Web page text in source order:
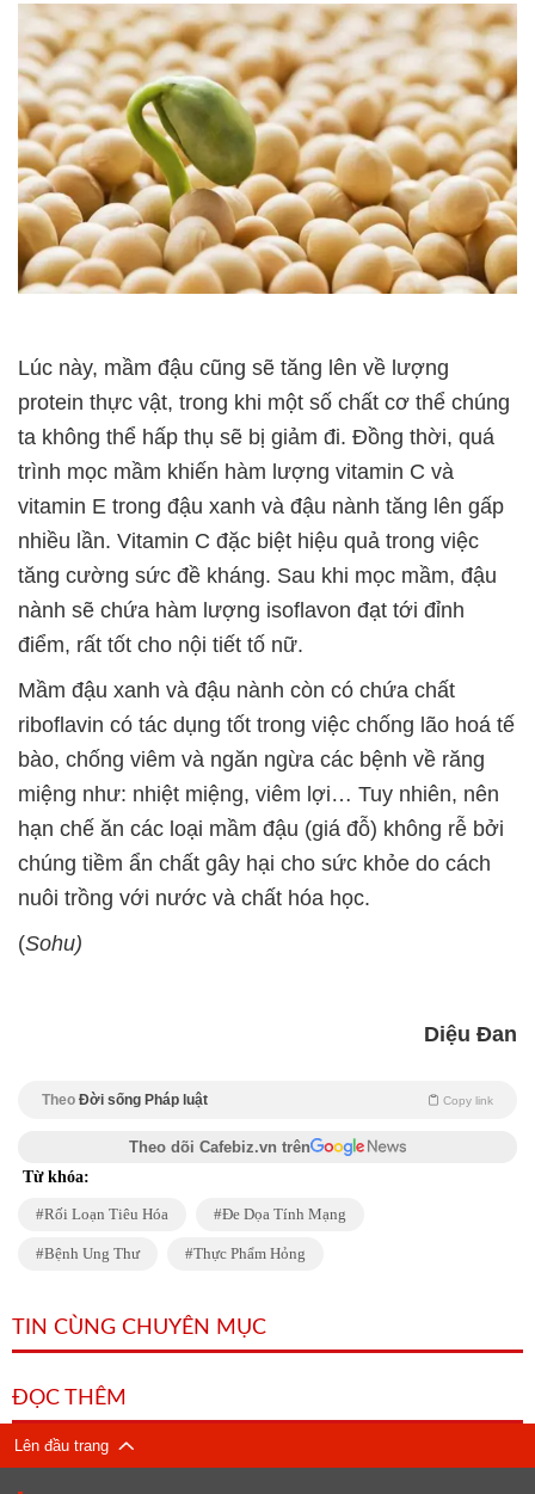
Lúc này, mầm đậu cũng sẽ tăng lên về lượng
protein thực vật, trong khi một số chất cơ thể chúng
ta không thể hấp thụ sẽ bị giảm đi. Đồng thời, quá
trình mọc mầm khiến hàm lượng vitamin C và
vitamin E trong đậu xanh và đậu nành tăng lên gấp
nhiều lần. Vitamin C đặc biệt hiệu quả trong việc
tăng cường sức đề kháng. Sau khi mọc mầm, đậu
nành sẽ chứa hàm lượng isoflavon đạt tới đỉnh
điểm, rất tốt cho nội tiết tố nữ.
Mầm đậu xanh và đậu nành còn có chứa chất
riboflavin có tác dụng tốt trong việc chống lão hoá tế
bào, chống viêm và ngăn ngừa các bệnh về răng
miệng như: nhiệt miệng, viêm lợi… Tuy nhiên, nên
hạn chế ăn các loại mầm đậu (giá đỗ) không rễ bởi
chúng tiềm ẩn chất gây hại cho sức khỏe do cách
nuôi trồng với nước và chất hóa học.
(Sohu)
Diệu Đan
Theo Đời sống Pháp luật Copy link
Theo dõi Cafebiz.vn trên
Từ khóa:
Rối Loạn Tiêu Hóa Đe Dọa Tính Mạng
Bệnh Ung Thư Thực Phẩm Hỏng
TIN CÙNG CHUYÊN MỤC
ĐỌC THÊM
Lên đầu trang